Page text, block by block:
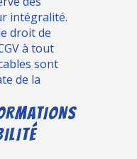
intégralité.
droit de
à tout
sont
de la